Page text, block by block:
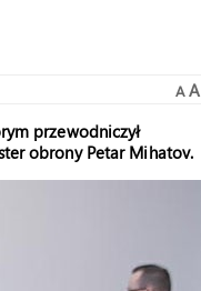
A A
przewodniczył
obrony Petar Mihatov.